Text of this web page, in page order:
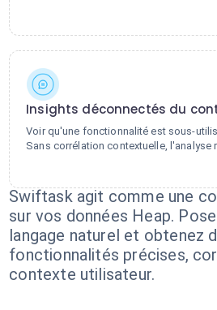
Insights déconnectés du
Voir qu'une fonctionnalité est sous-
Sans corrélation contextuelle, l'analyse
Swiftask agit comme une
sur vos données Heap.
langage naturel et obtenez
fonctionnalités précises,
contexte utilisateur.